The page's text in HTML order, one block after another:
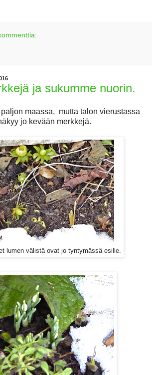
ja sukumme nuorin.
maassa, mutta talon vierustassa
jo kevään merkkejä.
lumen välistä ovat jo tyntymässä esille.